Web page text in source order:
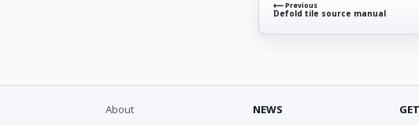
⟵ Previous
Defold tile source manual
About
NEWS